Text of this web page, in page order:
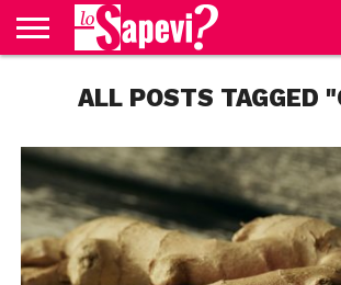
BENESSERE
GOSSIP
PRODOTTI
AMAZON
NEWS
CASA E
CUCINAALL POSTS TAGGED